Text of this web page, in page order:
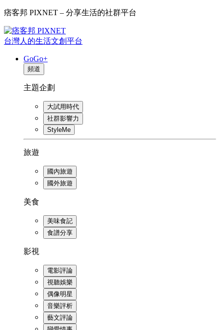
痞客邦 PIXNET – 分享生活的社群平台
台灣人的生活文創平台
GoGo+
頻道
主題企劃
大試用時代
社群影響力
StyleMe
旅遊
國內旅遊
國外旅遊
美食
美味食記
食譜分享
影視
電影評論
視聽娛樂
偶像明星
音樂評析
藝文評論